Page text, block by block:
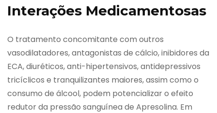
Interações Medicamentosas
O tratamento concomitante com outros
vasodilatadores, antagonistas de cálcio, inibidores da
ECA, diuréticos, anti-hipertensivos, antidepressivos
tricíclicos e tranquilizantes maiores, assim como o
consumo de álcool, podem potencializar o efeito
redutor da pressão sanguínea de Apresolina. Em